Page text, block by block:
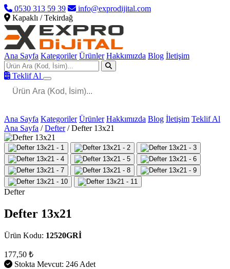
0530 313 59 39
info@exprodijital.com
Kapaklı / Tekirdağ
Ana Sayfa Kategoriler Ürünler Hakkımızda Blog İletişim
Teklif Al
Ana Sayfa Kategoriler Ürünler Hakkımızda Blog İletişim Teklif Al
Ana Sayfa / Defter / Defter 13x21
Defter
Defter 13x21
Ürün Kodu: 12520GRİ
177,50 ₺
Stokta Mevcut: 246 Adet